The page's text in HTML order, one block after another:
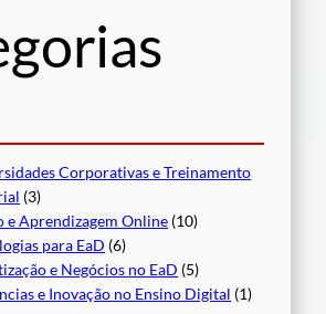
Corporativas e Treinamento
(3)
e Aprendizagem Online (10)
para EaD (6)
e Negócios no EaD (5)
e Inovação no Ensino Digital (1)